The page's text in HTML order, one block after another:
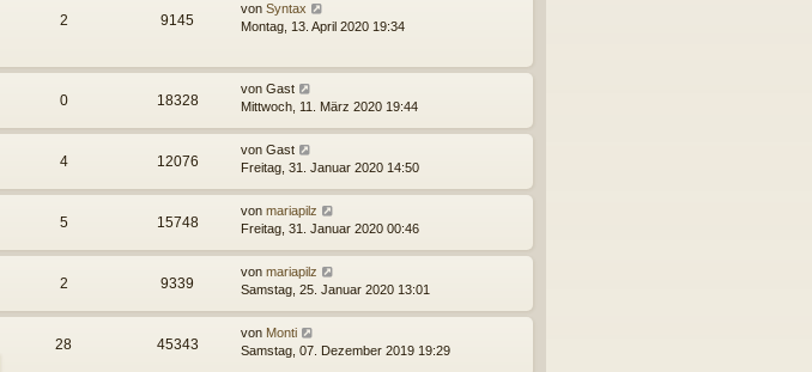
2 9145
von Syntax
Montag, 13. April 2020 19:34
0 18328
von Gast
Mittwoch, 11. März 2020 19:44
4 12076
von Gast
Freitag, 31. Januar 2020 14:50
5 15748
von mariapilz
Freitag, 31. Januar 2020 00:46
2 9339
von mariapilz
Samstag, 25. Januar 2020 13:01
28 45343
von Monti
Samstag, 07. Dezember 2019 19:29